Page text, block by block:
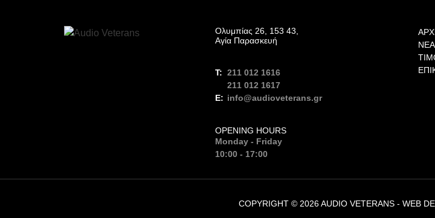
Ολυμπίας 26, 153 43,
Αγία Παρασκευή
211 012 1616
211 012 1617
info@audioveterans.gr
OPENING HOURS
Monday - Friday
10:00 - 17:00
ΝΈΑ
COPYRIGHT © 2026 AUDIO VETERANS - WEB